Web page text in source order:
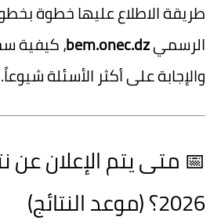
طريقة الاطلاع عليها خطوة
الرسميbem.onec.dz، كيفية
والإجابة على أكثر الأسئلة شيوعاً.
📅 متى يتم الإعلان عن
2026؟ (موعد النتائج)